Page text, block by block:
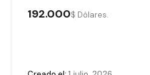
192.000$ Dólares.